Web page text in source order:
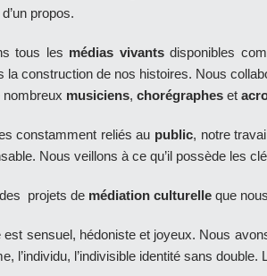
propos.
tous les médias vivantsdisponibles
la construction de nos histoires. Nous
musiciens, chorégraphes et
constamment reliés au public, notre
Nous veillons à ce qu’il possède les
projets de médiation culturelle que
est sensuel, hédoniste et joyeux. Nous
l’individu, l’indivisible identité sans